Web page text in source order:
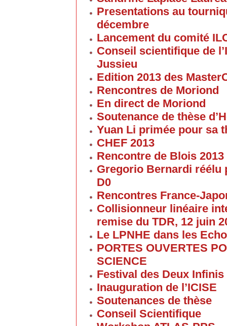
Presentations au
décembre
Lancement du comité
Conseil scientifique de
Jussieu
Edition 2013 des
Rencontres de Moriond
En direct de Moriond
Soutenance de thèse
Yuan Li primée pour sa
CHEF 2013
Rencontre de Blois 2013
Gregorio Bernardi réélu
D0
Rencontres France-
Collisionneur linéaire
remise du TDR, 12 juin
Le LPNHE dans les
PORTES OUVERTES
SCIENCE
Festival des Deux Infinis
Inauguration de l’ICISE
Soutenances de thèse
Conseil Scientifique